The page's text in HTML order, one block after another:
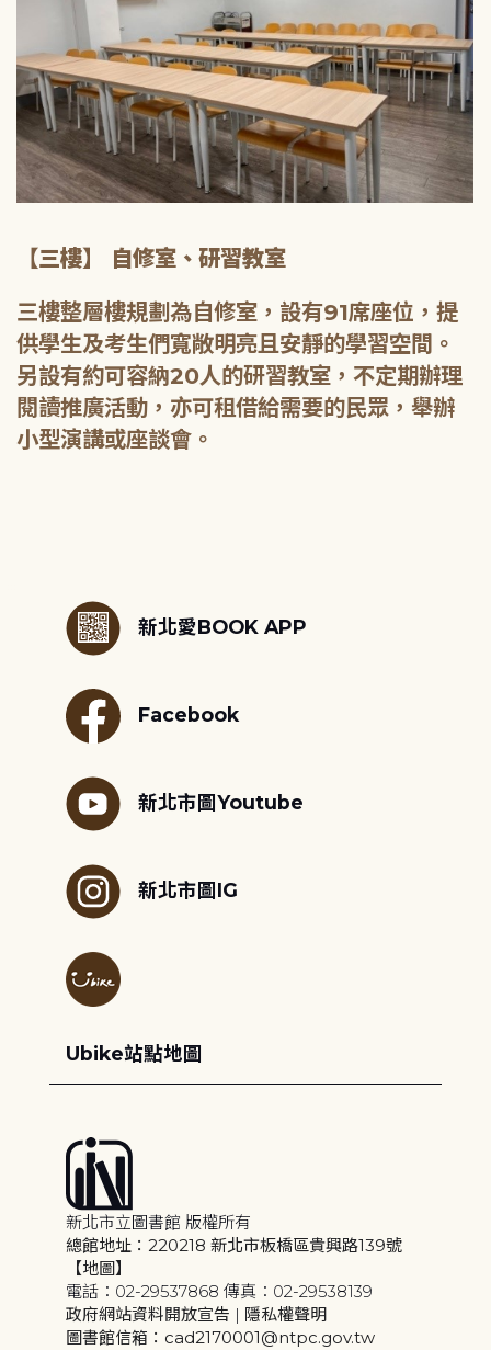
【三樓】 自修室、研習教室
三樓整層樓規劃為自修室，設有91席座位，提
供學生及考生們寬敞明亮且安靜的學習空間。
另設有約可容納20人的研習教室，不定期辦理
閱讀推廣活動，亦可租借給需要的民眾，舉辦
小型演講或座談會。
新北愛BOOK APP
Facebook
新北市圖Youtube
新北市圖IG
Ubike站點地圖
新北市立圖書館 版權所有
總館地址：220218 新北市板橋區貴興路139號
【地圖】
電話：02-29537868 傳真：02-29538139
政府網站資料開放宣告 | 隱私權聲明
圖書館信箱：cad2170001@ntpc.gov.tw